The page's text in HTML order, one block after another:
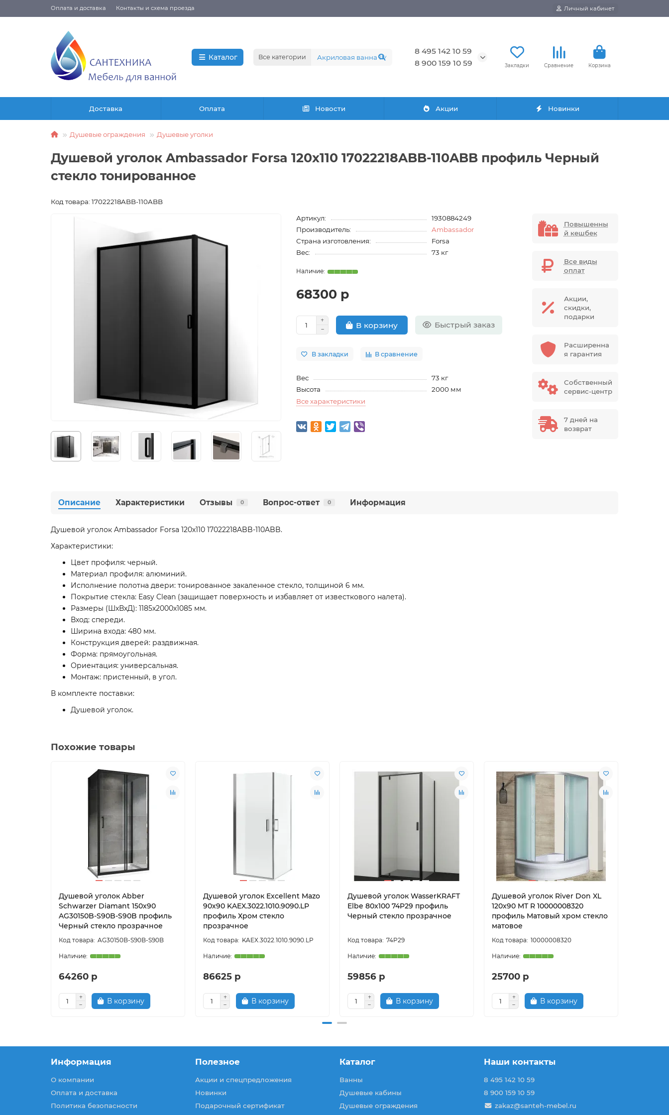
Оплата и доставка Контакты и схема проезда Личный кабинет
Каталог Все категории
8 495 142 10 59
8 900 159 10 59
Закладки Сравнение Корзина
Доставка Оплата Новости Акции Новинки
Душевые ограждения Душевые уголки
Душевой уголок Ambassador Forsa 120х110 17022218ABB-110ABB профиль Черный
стекло тонированное
Код товара: 17022218ABB-110ABB
Артикул:
1930884249
Производитель:
Ambassador
Страна изготовления:
Forsa
Вес:
73 кг
68300 р
В корзину Быстрый заказ
В закладки В сравнение
Вес
73 кг
Высота
2000 мм
Все характеристики
Повышенны
й кешбек
Все виды
оплат
Акции,
скидки,
подарки
Расширенна
я гарантия
Собственный
сервис-центр
7 дней на
возврат
Описание Характеристики Отзывы 0 Вопрос-ответ 0 Информация
Душевой уголок Ambassador Forsa 120х110 17022218ABB-110ABB.
Характеристики:
Цвет профиля: черный.
Материал профиля: алюминий.
Исполнение полотна двери: тонированное закаленное стекло, толщиной 6 мм.
Покрытие стекла: Easy Clean (защищает поверхность и избавляет от известкового налета).
Размеры (ШхВхД): 1185х2000х1085 мм.
Вход: спереди.
Ширина входа: 480 мм.
Конструкция дверей: раздвижная.
Форма: прямоугольная.
Ориентация: универсальная.
Монтаж: пристенный, в угол.
В комплекте поставки:
Душевой уголок.
Похожие товары
Душевой уголок Abber
Schwarzer Diamant 150х90
AG30150B-S90B-S90B профиль
Черный стекло прозрачное
AG30150B-S90B-S90B
64260 р
В корзину
Душевой уголок Excellent Mazo
90х90 KAEX.3022.1010.9090.LP
профиль Хром стекло
прозрачное
KAEX.3022.1010.9090.LP
86625 р
В корзину
Душевой уголок WasserKRAFT
Elbe 80x100 74P29 профиль
Черный стекло прозрачное
74P29
59856 р
В корзину
Душевой уголок River Don XL
120x90 MT R 10000008320
профиль Матовый хром стекло
матовое
10000008320
25700 р
В корзину
Информация
О компании
Оплата и доставка
Политика безопасности
Полезное
Акции и спецпредложения
Новинки
Подарочный сертификат
Каталог
Ванны
Душевые кабины
Душевые ограждения
Наши контакты
8 495 142 10 59
8 900 159 10 59
zakaz@santeh-mebel.ru